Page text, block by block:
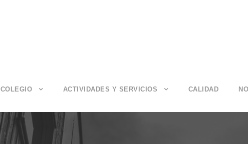
COLEGIO ACTIVIDADES Y SERVICIOS CALIDAD